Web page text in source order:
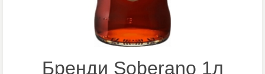
Бренди Soberano 1л